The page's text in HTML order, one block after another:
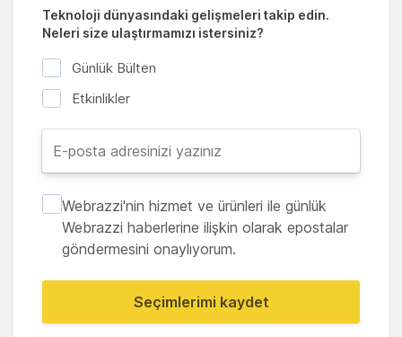
Teknoloji dünyasındaki gelişmeleri takip edin.
Neleri size ulaştırmamızı istersiniz?
Günlük Bülten
Etkinlikler
Webrazzi'nin hizmet ve ürünleri ile günlük
Webrazzi haberlerine ilişkin olarak epostalar
göndermesini onaylıyorum.
Seçimlerimi kaydet